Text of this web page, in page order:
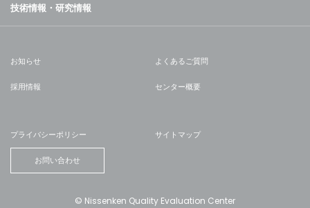
技術情報・研究情報
お知らせ よくあるご質問
採用情報 センター概要
プライバシーポリシー サイトマップ
お問い合わせ
© Nissenken Quality Evaluation Center